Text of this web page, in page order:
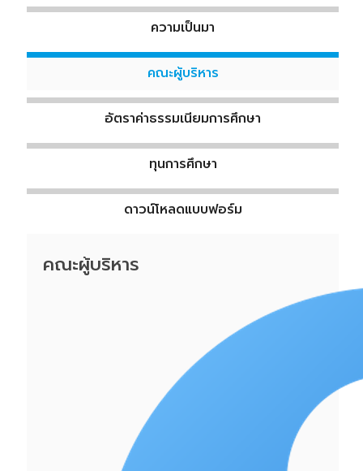
ความเป็นมา
คณะผู้บริหาร
อัตราค่าธรรมเนียมการศึกษา
ทุนการศึกษา
ดาวน์โหลดแบบฟอร์ม
คณะผู้บริหาร